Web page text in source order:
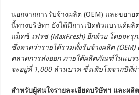
นอกจากการรับจ้างผลิต (OEM) และขยา
นี้ทางบริษัทฯ ยังได้มีการเปิดตัวแบรนด์ผ
แม็คซ์ เฟรช (MaxFresh) อีกด้วย โดยจะรุ
ซึ่งคาดว่ารายได้รวมทั้งรับจ้างผลิต
ตลาดการส่งออก ภายใต้ผลิตภัณฑ์ในแบร
จะอยู่ที่1,000 ล้านบาท ซึ่งเติบโตจากปีที่
สำหรับผู้สนใจรายละเอียดบริษัทฯ และผ